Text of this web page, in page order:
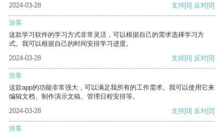
2024-03-28 支持[0] 反对[0]
游客
这款学习软件的学习方式非常灵活，可以根据自己的需求选择学习方
式。我可以根据自己的时间安排学习进度。
2024-03-28
支持[0] 反对[0]
游客
这款app的功能非常强大，可以满足我所有的工作需求。我可以使用它来
编辑文档、制作演示文稿、管理日程安排等。
2024-03-28
支持[0] 反对[0]
游客